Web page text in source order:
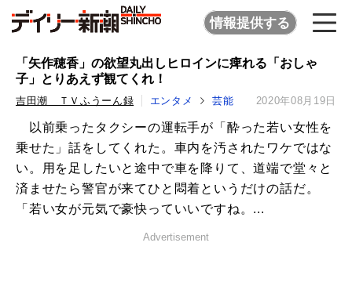
情報提供する
「矢作穂香」の欲望丸出しヒロインに痺れる「おしゃ
子」とりあえず観てくれ！
吉田潮 ＴＶふうーん録 エンタメ 芸能 2020年08月19日
以前乗ったタクシーの運転手が「酔った若い女性を
乗せた」話をしてくれた。車内を汚されたワケではな
い。用を足したいと途中で車を降りて、道端で堂々と
済ませたら警官が来てひと悶着というだけの話だ。
「若い女が元気で豪快っていいですね。...
Advertisement